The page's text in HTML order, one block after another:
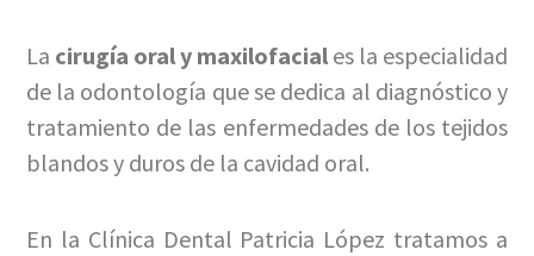
La cirugía oral y maxilofacial es la especialidad
de la odontología que se dedica al diagnóstico y
tratamiento de las enfermedades de los tejidos
blandos y duros de la cavidad oral.
En la Clínica Dental Patricia López tratamos a